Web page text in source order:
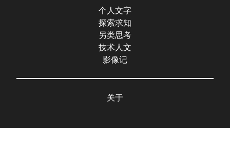
个人文字
探索求知
另类思考
技术人文
影像记
关于